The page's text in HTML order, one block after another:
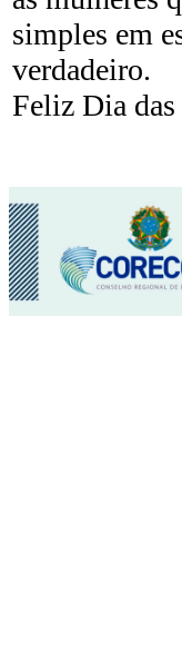
simples em
verdadeiro.
Feliz Dia das